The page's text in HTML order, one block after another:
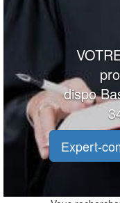
dispo
Expert-